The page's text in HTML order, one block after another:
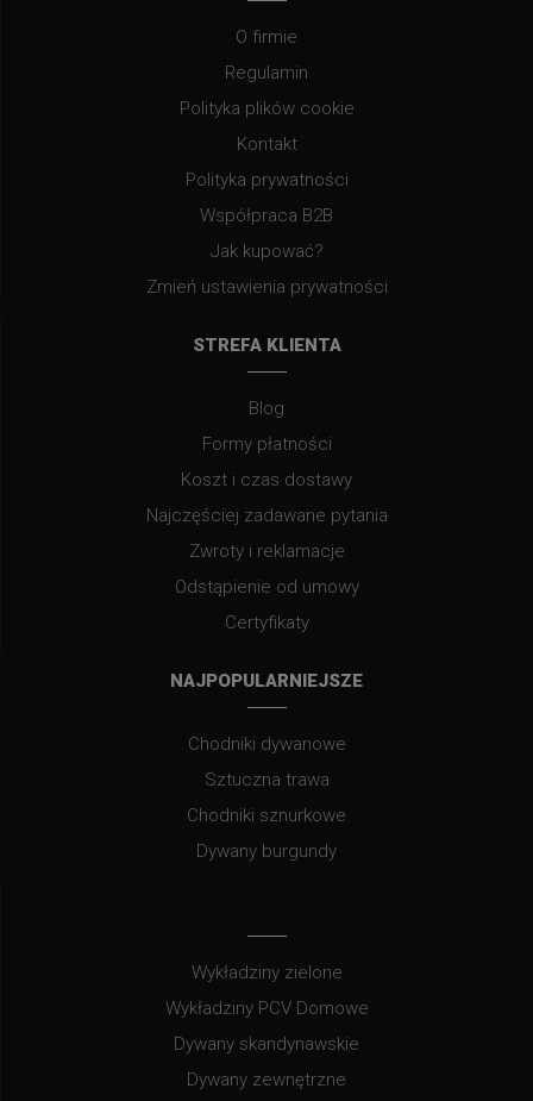
O firmie
Regulamin
Polityka plików cookie
Kontakt
Polityka prywatności
Współpraca B2B
Jak kupować?
Zmień ustawienia prywatności
STREFA KLIENTA
Blog
Formy płatności
Koszt i czas dostawy
Najczęściej zadawane pytania
Zwroty i reklamacje
Odstąpienie od umowy
Certyfikaty
NAJPOPULARNIEJSZE
Chodniki dywanowe
Sztuczna trawa
Chodniki sznurkowe
Dywany burgundy
Wykładziny zielone
Wykładziny PCV Domowe
Dywany skandynawskie
Dywany zewnętrzne